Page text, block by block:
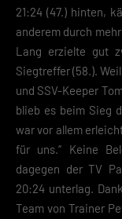
21:24 (47.) hinten,
anderem durch
Lang erzielte gut
Siegtreffer (58.).
und SSV-Keeper
blieb es beim Sieg
war vor allem
für uns.“ Keine
dagegen der TV
20:24 unterlag.
Team von Trainer